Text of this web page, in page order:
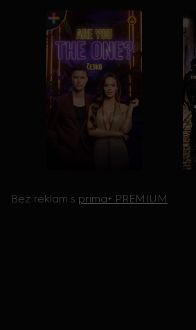
Bez reklam s prima+ PREMIUM